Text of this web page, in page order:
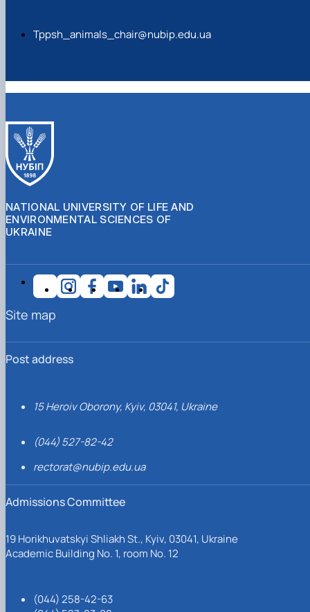
Tppsh_animals_chair@nubip.edu.ua
NATIONAL UNIVERSITY OF LIFE AND
ENVIRONMENTAL SCIENCES OF
UKRAINE
Post address
15 Heroiv Oborony, Kyiv, 03041, Ukraine
(044) 527-82-42
rectorat@nubip.edu.ua
Admissions Committee
19 Horikhuvatskyi Shliakh St., Kyiv, 03041, Ukraine
Academic Building No. 1, room No. 12
(044) 258-42-63
Site map